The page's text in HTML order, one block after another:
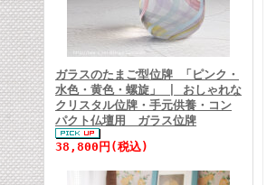
ガラスのたまご型位牌 「ピンク・
水色・黄色・螺旋」 | おしゃれな
クリスタル位牌・手元供養・コン
パクト仏壇用 ガラス位牌
38,800円(税込)